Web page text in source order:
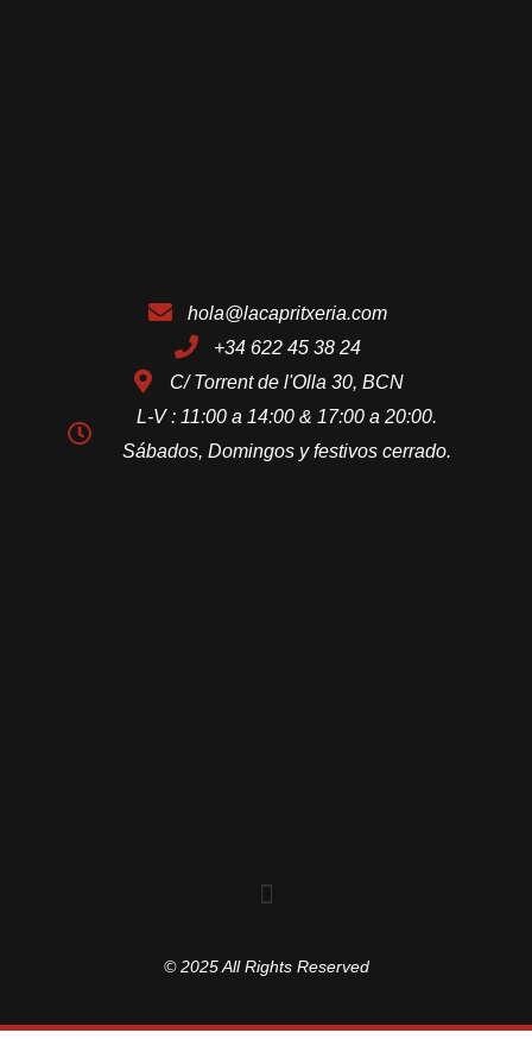
hola@lacapritxeria.com
+34 622 45 38 24
C/ Torrent de l'Olla 30, BCN
L-V : 11:00 a 14:00 & 17:00 a 20:00.
Sábados, Domingos y festivos cerrado.
© 2025 All Rights Reserved